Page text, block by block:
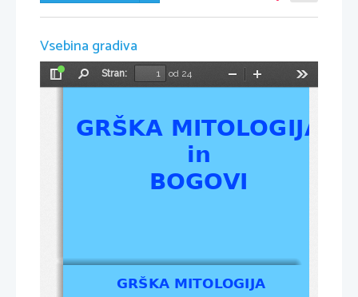
Vsebina gradiva
Preklopi
Stran:
od 24
Pomanjšaj
GRŠKA MITOLOGIJA
in
BOGOVI
GRŠKA MITOLOGIJA